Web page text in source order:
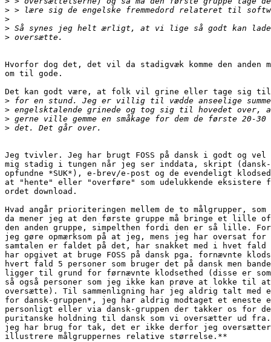
>
>
>
>
Hvorfor dog det, det vil da stadigvæk komme den anden
om til gode.
Det kan godt være, at folk vil grine eller tage sig til
>
>
>
>
Jeg tvivler. Jeg har brugt FOSS på dansk i godt og
mig stadig i tungen når jeg ser inddata, skript (dansk-
opfundne *SUK*), e-brev/e-post og de evendeligt
at "hente" eller "overføre" som udelukkende eksistere
ordet download.
Hvad angår prioriteringen mellem de to målgrupper,
da mener jeg at den første gruppe må bringe et
den anden gruppe, simpelthen fordi den er så lille.
jeg gøre opmærksom på at jeg, mens jeg har oversat for
samtalen er faldet på det, har snakket med i hvet fald
har opgivet at bruge FOSS på dansk pga. fornævnte
hvert fald 5 personer som bruger det på dansk men
ligger til grund for førnævnte klodsethed (disse er
så også personer som jeg ikke kan prøve at lokke til
oversætte). Til sammenligning har jeg aldrig talt med
for dansk-gruppen*, jeg har aldrig modtaget et eneste
personligt eller via dansk-gruppen der takker os for
puritanske holdning til dansk som vi oversætter ud
jeg har brug for tak, det er ikke derfor jeg
illustrere målgruppernes relative størrelse.**